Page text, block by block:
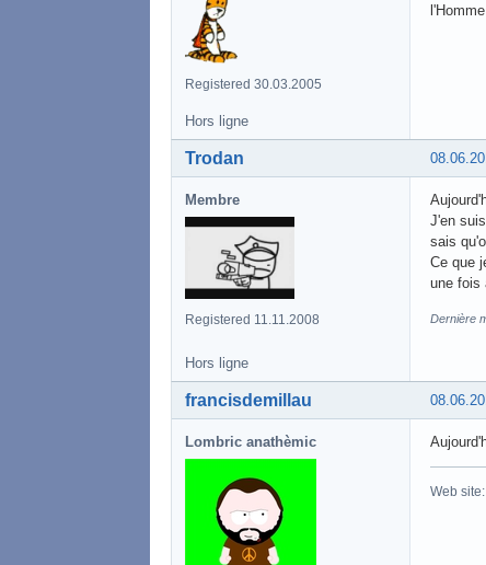
Registered 30.03.2005
Hors ligne
Trodan
Membre
Registered 11.11.2008
J'en
sais
Ce que
une fois
Dernière
Hors ligne
francisdemillau
Lombric anathèmic
Web site: